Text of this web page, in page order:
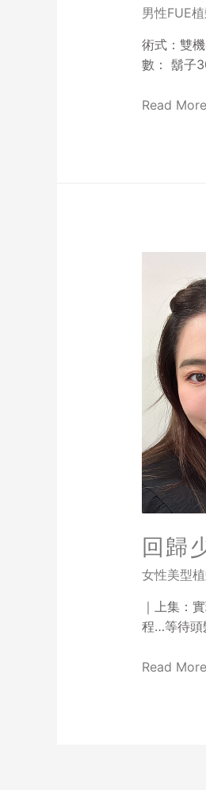
男性FUE
術式：雙
數： 鬍子
Read
回歸
女性美型
｜上集：
程…等待頭
Read